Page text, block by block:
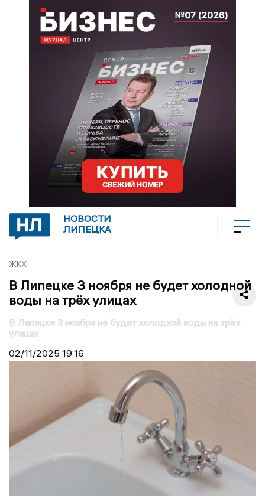
НОВОСТИ
ЛИПЕЦКА
ЖКХ
В Липецке 3 ноября не будет холодной
воды на трёх улицах
В Липецке 3 ноября не будет холодной воды на трёх
улицах
02/11/2025 19:16